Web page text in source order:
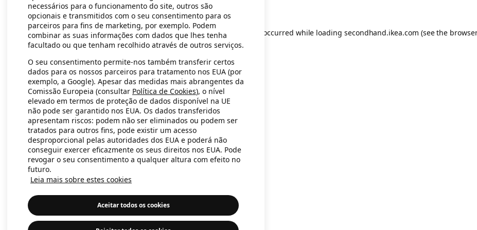
Application error: a client-side exception has occurred while loading secondhand.ikea.com (see the
necessários para o funcionamento do site, outros são
opcionais e transmitidos com o seu consentimento para os
parceiros para fins de marketing, por exemplo. Podem
combinar as suas informações com dados que lhes tenha
facultado ou que tenham recolhido através de outros serviços.
O seu consentimento permite-nos também transferir certos
dados para os nossos parceiros para tratamento nos EUA (por
exemplo, a Google). Apesar das medidas mais abrangentes da
Comissão Europeia (consultar Política de Cookies), o nível
elevado em termos de proteção de dados disponível na UE
não pode ser garantido nos EUA. Os dados transferidos
apresentam riscos: podem não ser eliminados ou podem ser
tratados para outros fins, pode existir um acesso
desproporcional pelas autoridades dos EUA e poderá não
conseguir exercer eficazmente os seus direitos nos EUA. Pode
revogar o seu consentimento a qualquer altura com efeito no
futuro.
Leia mais sobre estes cookies
Aceitar todos os cookies